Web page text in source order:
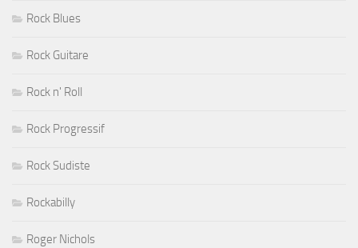
Rock Blues
Rock Guitare
Rock n' Roll
Rock Progressif
Rock Sudiste
Rockabilly
Roger Nichols